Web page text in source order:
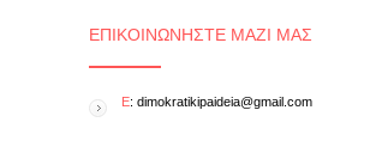
ΕΠΙΚΟΙΝΩΝΉΣΤΕ ΜΑΖΊ ΜΑΣ
E: dimokratikipaideia@gmail.com